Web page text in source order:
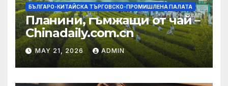
БЪЛГАРО-КИТАЙСКА ТЪРГОВСКО-ПРОМИШЛЕНА ПАЛАТА
Планини, гъмжащи от чай –
Chinadaily.com.cn
MAY 21, 2026 ADMIN